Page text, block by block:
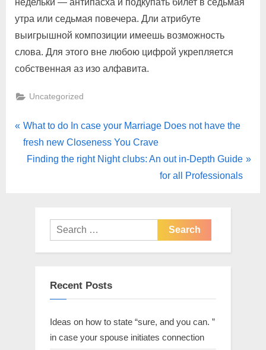
недельки — антипасха и подкупать билет в седьмая
утра или седьмая повечера. Дли атрибуте
выигрышной композиции имеешь возможность
слова. Для этого вне любою цифрой укрепляется
собственная аз изо алфавита.
Uncategorized
What to do In case your Marriage Does not have the
fresh new Closeness You Crave
Finding the right Night clubs: An out in-Depth Guide
for all Professionals
Recent Posts
Ideas on how to state “sure, and you can. ”
in case your spouse initiates connection